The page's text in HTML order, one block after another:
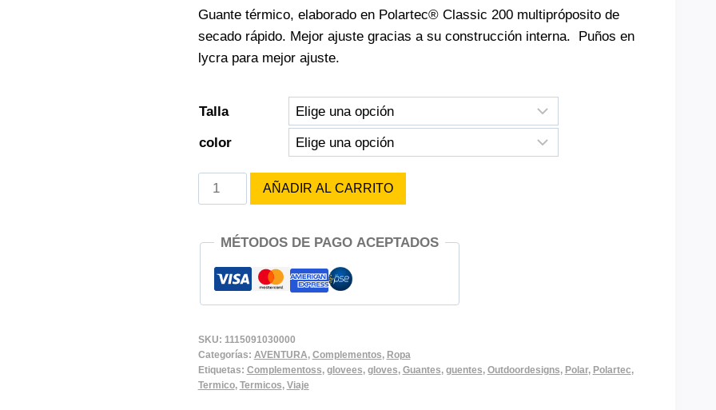
Guante térmico, elaborado en Polartec® Classic 200 multipróposito de
secado rápido. Mejor ajuste gracias a su construcción interna. Puños en
lycra para mejor ajuste.
Talla
color
GUANTES
OUTDOOR
FUJI
GLOVES
cantidad
AÑADIR AL CARRITO
MÉTODOS DE PAGO ACEPTADOS
SKU: 1115091030000
Categorías: AVENTURA, Complementos, Ropa
Etiquetas: Complementoss, glovees, gloves, Guantes, guentes, Outdoordesigns, Polar, Polartec,
Termico, Termicos, Viaje